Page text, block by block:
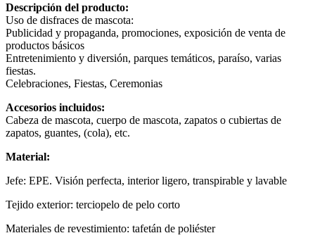
Descripción del producto:
Uso de disfraces de mascota:
Publicidad y propaganda, promociones, exposición de venta de
productos básicos
Entretenimiento y diversión, parques temáticos, paraíso, varias
fiestas.
Celebraciones, Fiestas, Ceremonias
Accesorios incluidos:
Cabeza de mascota, cuerpo de mascota, zapatos o cubiertas de
zapatos, guantes, (cola), etc.
Material:
Jefe: EPE. Visión perfecta, interior ligero, transpirable y lavable
Tejido exterior: terciopelo de pelo corto
Materiales de revestimiento: tafetán de poliéster